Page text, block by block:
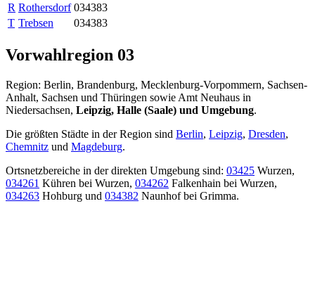
R Rothersdorf 034383
T Trebsen 034383
Vorwahlregion 03
Region: Berlin, Brandenburg, Mecklenburg-Vorpommern, Sachsen-
Anhalt, Sachsen und Thüringen sowie Amt Neuhaus in
Niedersachsen, Leipzig, Halle (Saale) und Umgebung.
Die größten Städte in der Region sind Berlin, Leipzig, Dresden,
Chemnitz und Magdeburg.
Ortsnetzbereiche in der direkten Umgebung sind: 03425 Wurzen,
034261 Kühren bei Wurzen, 034262 Falkenhain bei Wurzen,
034263 Hohburg und 034382 Naunhof bei Grimma.